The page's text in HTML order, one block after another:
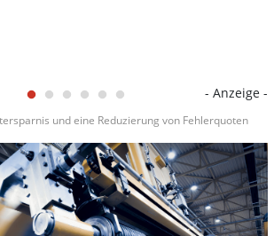
- Anzeige -
und eine Reduzierung von Fehlerquoten